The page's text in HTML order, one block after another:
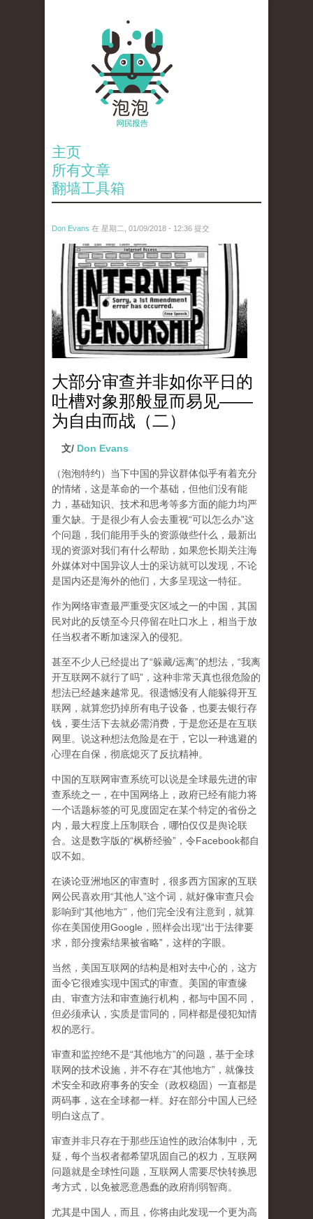
主页
所有文章
翻墙工具箱
Don Evans 在 星期二, 01/09/2018 - 12:36 提交
wechatimg866.jpeg
大部分审查并非如你平日的
吐槽对象那般显而易见——
为自由而战（二）
文/ Don Evans
（泡泡特约） 当下中国的异议群体似乎有着充分
的情绪，这是革命的一个基础，但他们没有能
力，基础知识、技术和思考等多方面的能力均严
重欠缺。于是很少有人会去重视“可以怎么办”这
个问题，我们能用手头的资源做些什么，最新出
现的资源对我们有什么帮助，如果您长期关注海
外媒体对中国异议人士的采访就可以发现，不论
是国内还是海外的他们，大多呈现这一特征。
作为网络审查最严重受灾区域之一的中国，其国
民对此的反馈至今只停留在吐口水上，相当于放
任当权者不断加速深入的侵犯。
甚至不少人已经提出了“躲藏/远离”的想法，“我离
开互联网不就行了吗”，这种非常天真也很危险的
想法已经越来越常见。很遗憾没有人能躲得开互
联网，就算您扔掉所有电子设备，也要去银行存
钱，要生活下去就必需消费，于是您还是在互联
网里。说这种想法危险是在于，它以一种逃避的
心理在自保，彻底熄灭了反抗精神。
中国的互联网审查系统可以说是全球最先进的审
查系统之一，在中国网络上，政府已经有能力将
一个话题标签的可见度固定在某个特定的省份之
内，最大程度上压制联合 ，哪怕仅仅是舆论联
合。这是数字版的“枫桥经验”，令Facebook都自
叹不如。
在谈论亚洲地区的审查时，很多西方国家的互联
网公民喜欢用“其他人”这个词，就好像审查只会
影响到“其他地方”，他们完全没有注意到， 就算
你在美国使用Google，照样会出现“出于法律要
求，部分搜索结果被省略”，这样的字眼。
当然，美国互联网的结构是相对去中心的，这方
面令它很难实现中国式的审查。美国的审查缘
由、审查方法和审查施行机构，都与中国不同，
但必须承认， 实质是雷同的，同样都是侵犯知情
权的恶行。
审查和监控绝不是“其他地方”的问题，基于全球
联网的技术设施，并不存在“其他地方”，就像技
术安全和政府事务的安全（政权稳固）一直都是
两码事，这在全球都一样。好在部分中国人已经
明白这点了。
审查并非只存在于那些压迫性的政治体制中，无
疑，每个当权者都希望巩固自己的权力，互联网
问题就是全球性问题，互联网人需要尽快转换思
考方式，以免被恶意愚蠢的政府削弱智商。
尤其是中国人，而且，你将由此发现一个更为高